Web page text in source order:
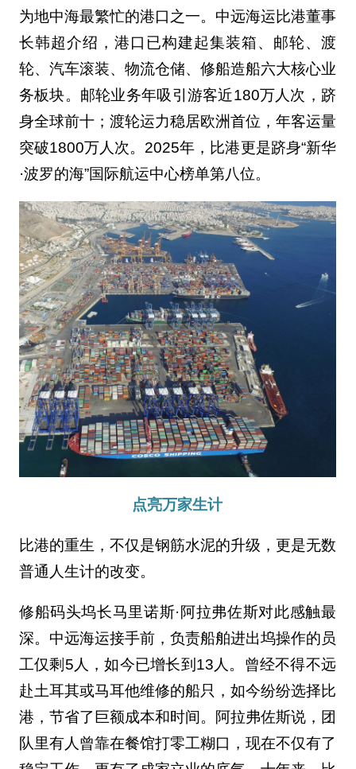
为地中海最繁忙的港口之一。中远海运比港董事
长韩超介绍，港口已构建起集装箱、邮轮、渡
轮、汽车滚装、物流仓储、修船造船六大核心业
务板块。邮轮业务年吸引游客近180万人次，跻
身全球前十；渡轮运力稳居欧洲首位，年客运量
突破1800万人次。2025年，比港更是跻身“新华
·波罗的海”国际航运中心榜单第八位。
点亮万家生计
比港的重生，不仅是钢筋水泥的升级，更是无数
普通人生计的改变。
修船码头坞长马里诺斯·阿拉弗佐斯对此感触最
深。中远海运接手前，负责船舶进出坞操作的员
工仅剩5人，如今已增长到13人。曾经不得不远
赴土耳其或马耳他维修的船只，如今纷纷选择比
港，节省了巨额成本和时间。阿拉弗佐斯说，团
队里有人曾靠在餐馆打零工糊口，现在不仅有了